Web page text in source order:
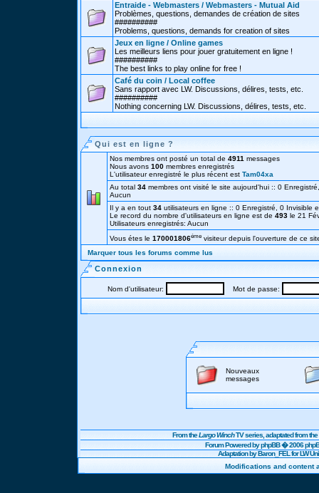
Entraide - Webmasters / Webmasters - Mutual Aid
Problèmes, questions, demandes de création de sites
##########
Problems, questions, demands for creation of sites
Jeux en ligne / Online games
Les meilleurs liens pour jouer gratuitement en ligne !
##########
The best links to play online for free !
Café du coin / Local coffee
Sans rapport avec LW. Discussions, délires, tests, etc.
##########
Nothing concerning LW. Discussions, délires, tests, etc.
Qui est en ligne ?
Nos membres ont posté un total de 4911 messages
Nous avons 100 membres enregistrés
L'utilisateur enregistré le plus récent est Tam04xa
Au total 34 membres ont visité le site aujourd'hui :: 0
Aucun
Il y a en tout 34 utilisateurs en ligne :: 0 Enregistré, 0
Le record du nombre d'utilisateurs en ligne est de 493 le 21
Utilisateurs enregistrés: Aucun
Vous étes le 170001806éme visiteur depuis l'ouverture de ce
Marquer tous les forums comme lus
Connexion
Nom d'utilisateur: Mot de passe:
Nouveaux
messages
From theLargo WinchTV series, adaptated from
Forum Powered byphpBB� 2006
Adaptation by Baron_FEL for LW
Modifications and content